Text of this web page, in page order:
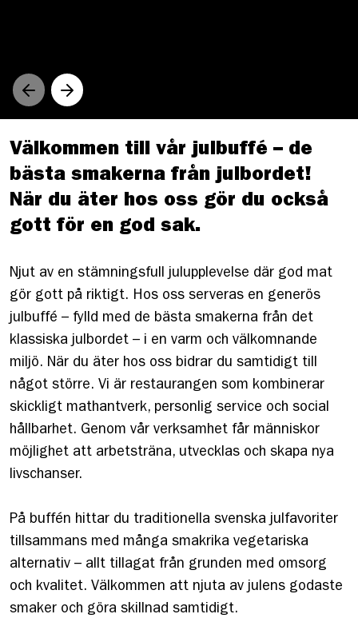
Välkommen till vår julbuffé – de
bästa smakerna från julbordet!
När du äter hos oss gör du också
gott för en god sak.
Njut av en stämningsfull julupplevelse där god mat
gör gott på riktigt. Hos oss serveras en generös
julbuffé – fylld med de bästa smakerna från det
klassiska julbordet – i en varm och välkomnande
miljö. När du äter hos oss bidrar du samtidigt till
något större. Vi är restaurangen som kombinerar
skickligt mathantverk, personlig service och social
hållbarhet. Genom vår verksamhet får människor
möjlighet att arbetsträna, utvecklas och skapa nya
livschanser.
På buffén hittar du traditionella svenska julfavoriter
tillsammans med många smakrika vegetariska
alternativ – allt tillagat från grunden med omsorg
och kvalitet. Välkommen att njuta av julens godaste
smaker och göra skillnad samtidigt.